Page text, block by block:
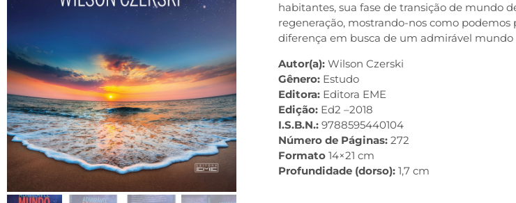
habitantes, sua fase de transição de mundo
regeneração, mostrando-nos como
diferença em busca de um admirável mundo
Autor(a): Wilson Czerski
Gênero: Estudo
Editora: Editora EME
Edição: Ed2 –2018
I.S.B.N.: 9788595440104
Número de Páginas: 272
Formato 14×21 cm
Profundidade (dorso): 1,7 cm